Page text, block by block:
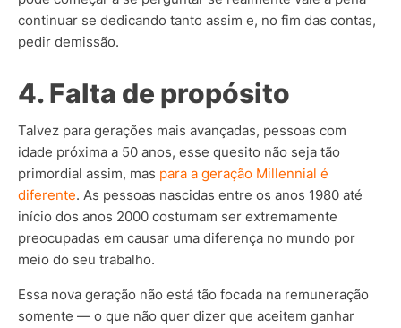
continuar se dedicando tanto assim e, no fim das contas,
pedir demissão.
4. Falta de propósito
Talvez para gerações mais avançadas, pessoas com
idade próxima a 50 anos, esse quesito não seja tão
primordial assim, mas para a geração Millennial é
diferente. As pessoas nascidas entre os anos 1980 até
início dos anos 2000 costumam ser extremamente
preocupadas em causar uma diferença no mundo por
meio do seu trabalho.
Essa nova geração não está tão focada na remuneração
somente — o que não quer dizer que aceitem ganhar